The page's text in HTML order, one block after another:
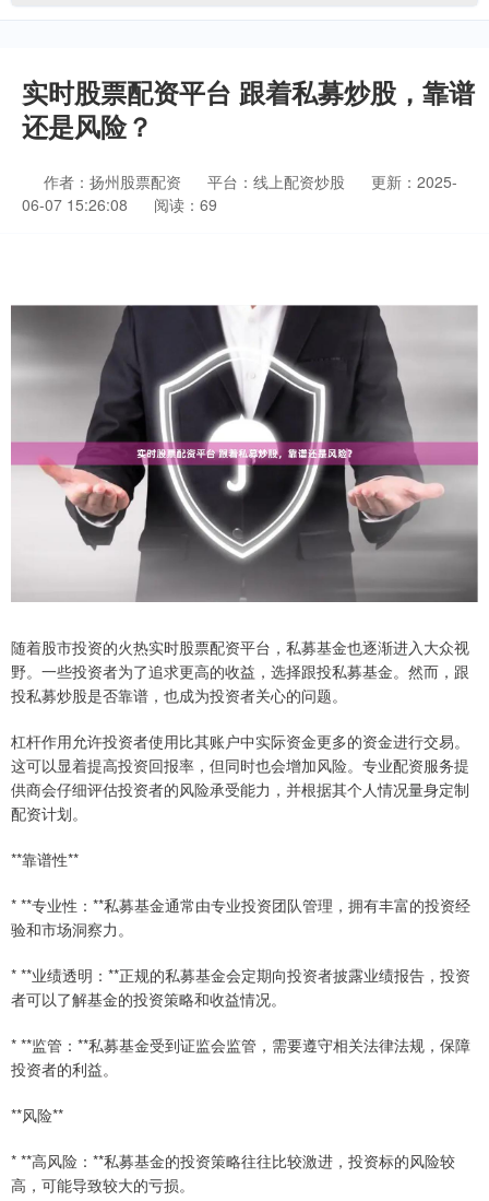
实时股票配资平台 跟着私募炒股，靠谱
还是风险？
作者：扬州股票配资 平台：线上配资炒股
更新：2025-
06-07 15:26:08
阅读：69
随着股市投资的火热实时股票配资平台，私募基金也逐渐进入大众视
野。一些投资者为了追求更高的收益，选择跟投私募基金。然而，跟
投私募炒股是否靠谱，也成为投资者关心的问题。
杠杆作用允许投资者使用比其账户中实际资金更多的资金进行交易。
这可以显着提高投资回报率，但同时也会增加风险。专业配资服务提
供商会仔细评估投资者的风险承受能力，并根据其个人情况量身定制
配资计划。
**靠谱性**
* **专业性：**私募基金通常由专业投资团队管理，拥有丰富的投资经
验和市场洞察力。
* **业绩透明：**正规的私募基金会定期向投资者披露业绩报告，投资
者可以了解基金的投资策略和收益情况。
* **监管：**私募基金受到证监会监管，需要遵守相关法律法规，保障
投资者的利益。
**风险**
* **高风险：**私募基金的投资策略往往比较激进，投资标的风险较
高，可能导致较大的亏损。